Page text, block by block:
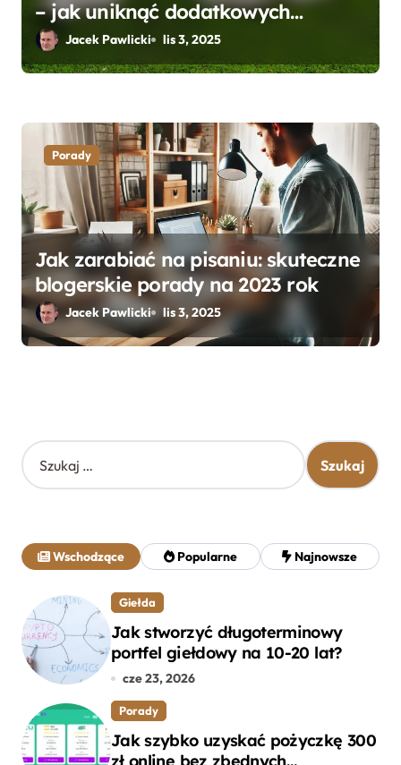
– jak uniknąć dodatkowych
kosztów i opłat?
Jacek Pawlicki lis 3, 2025
Porady
Jak zarabiać na pisaniu: skuteczne
blogerskie porady na 2023 rok
Jacek Pawlicki lis 3, 2025
S
z
j
:
Wschodzące Popularne Najnowsze
Giełda
Jak stworzyć długoterminowy
portfel giełdowy na 10-20 lat?
cze 23, 2026
Porady
Jak szybko uzyskać pożyczkę 300